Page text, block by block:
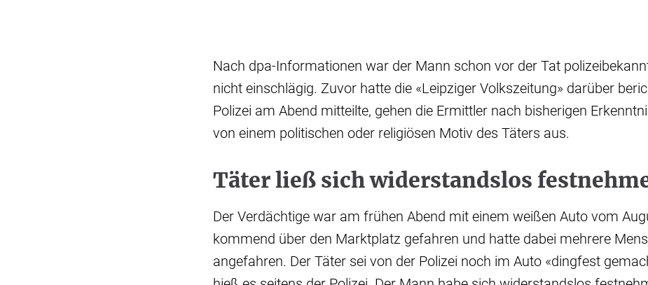
Nach dpa-Informationen war der Mann schon vor der Tat
nicht einschlägig. Zuvor hatte die «Leipziger Volkszeitung» darüber
Polizei am Abend mitteilte, gehen die Ermittler nach bisherigen
von einem politischen oder religiösen Motiv des Täters aus.
Täter ließ sich widerstandslos
Der Verdächtige war am frühen Abend mit einem weißen Auto vom
kommend über den Marktplatz gefahren und hatte dabei mehrere
angefahren. Der Täter sei von der Polizei noch im Auto «dingfest